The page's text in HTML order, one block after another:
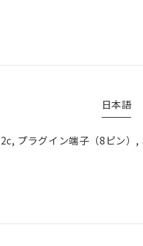
日本語
プラグイン端子（8ピン）,